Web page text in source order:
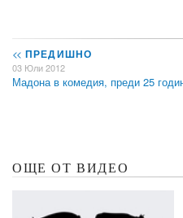
<< ПРЕДИШНО
03 Юли 2012
Мадона в комедия, преди 25
ОЩЕ ОТ ВИДЕО